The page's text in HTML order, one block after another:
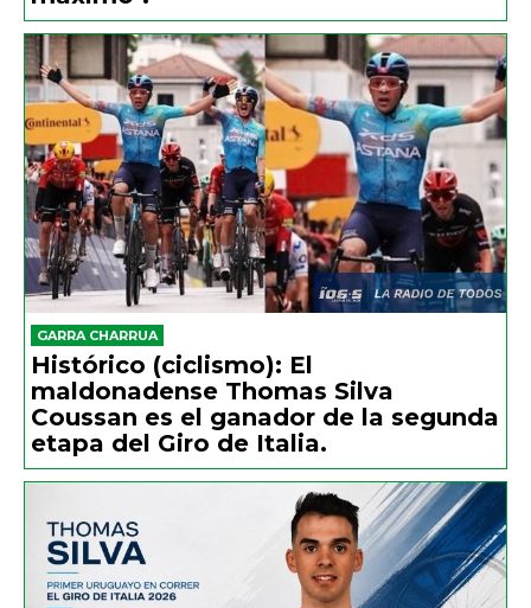
GARRA CHARRUA
Histórico (ciclismo): El
maldonadense Thomas Silva
Coussan es el ganador de la segunda
etapa del Giro de Italia.